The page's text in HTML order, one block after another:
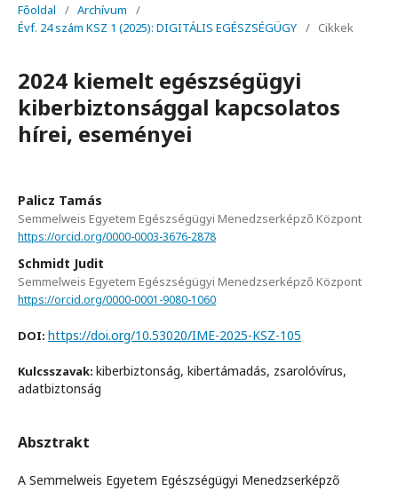
Főoldal / Archívum
/
Évf. 24 szám KSZ 1 (2025): DIGITÁLIS EGÉSZSÉGÜGY / Cikkek
2024 kiemelt egészségügyi
kiberbiztonsággal kapcsolatos
hírei, eseményei
Palicz Tamás
Semmelweis Egyetem Egészségügyi Menedzserképző Központ
https://orcid.org/0000-0003-3676-2878
Schmidt Judit
Semmelweis Egyetem Egészségügyi Menedzserképző Központ
https://orcid.org/0000-0001-9080-1060
DOI: https://doi.org/10.53020/IME-2025-KSZ-105
Kulcsszavak: kiberbiztonság, kibertámadás, zsarolóvírus,
adatbiztonság
Absztrakt
A Semmelweis Egyetem Egészségügyi Menedzserképző